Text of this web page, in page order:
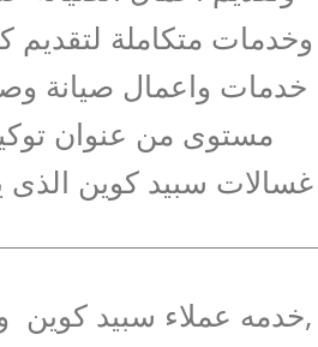
وخدمات متكاملة
خدمات واعمال صيانة
مستوى من عنوان
غسالات سبيد كوين الذى
,خدمه عملاء سبيد كوين